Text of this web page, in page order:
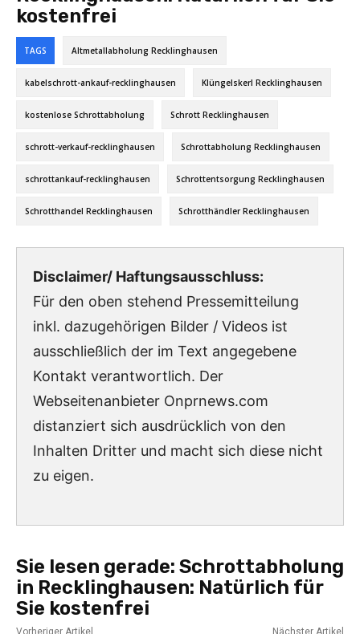
kostenfrei
TAGS Altmetallabholung Recklinghausen
kabelschrott-ankauf-recklinghausen Klüngelskerl Recklinghausen
kostenlose Schrottabholung Schrott Recklinghausen
schrott-verkauf-recklinghausen Schrottabholung Recklinghausen
schrottankauf-recklinghausen Schrottentsorgung Recklinghausen
Schrotthandel Recklinghausen Schrotthändler Recklinghausen
Disclaimer/ Haftungsausschluss:
Für den oben stehend Pressemitteilung
inkl. dazugehörigen Bilder / Videos ist
ausschließlich der im Text angegebene
Kontakt verantwortlich. Der
Webseitenanbieter Onprnews.com
distanziert sich ausdrücklich von den
Inhalten Dritter und macht sich diese nicht
zu eigen.
Sie lesen gerade: Schrottabholung
in Recklinghausen: Natürlich für
Sie kostenfrei
Vorheriger Artikel Nächster Artikel